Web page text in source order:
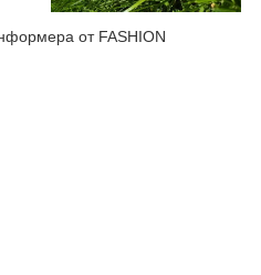
от FASHION